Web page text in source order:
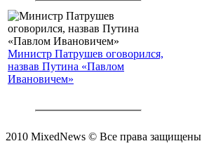
Министр Патрушев оговорился,
назвав Путина «Павлом
Ивановичем»
2010 MixedNews © Все права защищены